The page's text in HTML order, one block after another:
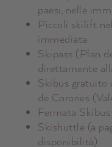
paesi, nelle
Piccoli skilift
immediata
Skipass (Plan
direttamente
Skibus gratuito
de Corones
Fermata
Skishuttle (a
disponibilità)